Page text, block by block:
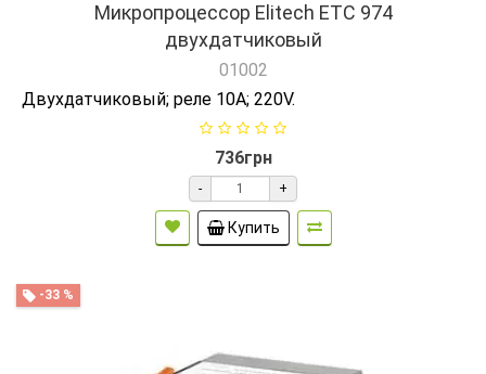
Микропроцессор Elitech ETC 974
двухдатчиковый
01002
Двухдатчиковый; реле 10А; 220V.
736грн
- +
Купить
-33 %